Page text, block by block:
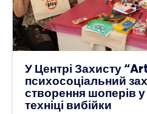
У Центрі Захисту
психосоціальний
створення шоперів у
техніці вибійки